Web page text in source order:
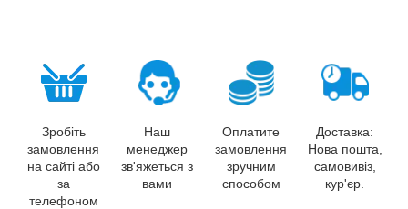
Зробіть
замовлення
на сайті або
за
телефоном
Наш
менеджер
зв'яжеться з
вами
Оплатите
замовлення
зручним
способом
Доставка:
Нова пошта,
самовивіз,
кур'єр.